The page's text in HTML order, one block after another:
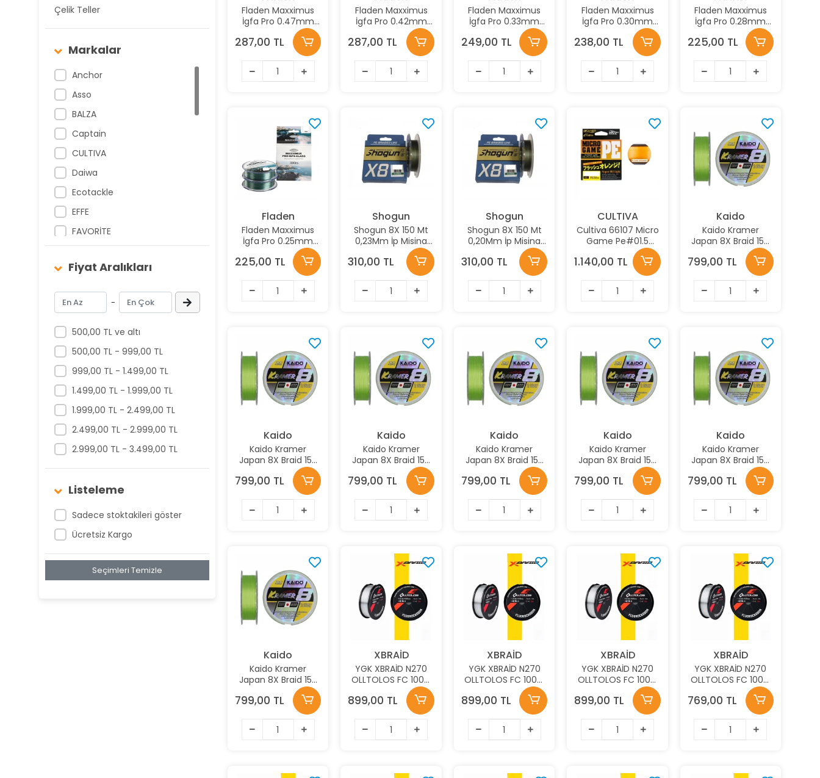
Çelik Teller
Markalar
Anchor
Asso
BALZA
Captain
CULTIVA
Daiwa
Ecotackle
EFFE
FAVORİTE
GOSEN
Kaido
King
Latex
LuckyJohn
Nippon
Oskar
Owner
Pandora
Seagame
Seaguar
Shimano
Vorteks
Wily
Fiyat Aralıkları
-
500,00 TL ve altı
500,00 TL - 999,00 TL
999,00 TL - 1.499,00 TL
1.499,00 TL - 1.999,00 TL
1.999,00 TL - 2.499,00 TL
2.499,00 TL - 2.999,00 TL
2.999,00 TL - 3.499,00 TL
Listeleme
Sadece stoktakileri göster
Ücretsiz Kargo
Seçimleri Temizle
Fladen Maxximus
İgfa Pro 0.47mm
300m Yeşil
Monofilament
287,00 TL
Fladen Maxximus
İgfa Pro 0.42mm
300m Yeşil
Monofilament
287,00 TL
Fladen Maxximus
İgfa Pro 0.33mm
300m Yeşil
Monofilament
249,00 TL
Fladen Maxximus
İgfa Pro 0.30mm
300m Yeşil
Monofilament
238,00 TL
Fladen Maxximus
İgfa Pro 0.28mm
300m Yeşil
Monofilament
225,00 TL
Fladen
Fladen Maxximus
İgfa Pro 0.25mm
300m Yeşil
Monofilament
225,00 TL
Shogun
Shogun 8X 150 Mt
0,23Mm İp Misina
Dark Green
310,00 TL
Shogun
Shogun 8X 150 Mt
0,20Mm İp Misina
Dark Green
310,00 TL
CULTIVA
Cultiva 66107 Micro
Game Pe#01.5
150Metre 4x ip
Misina
1.140,00 TL
Kaido
Kaido Kramer
Japan 8X Braid 150
Mt 0,20mm Lime
Green İp Misina
799,00 TL
Kaido
Kaido Kramer
Japan 8X Braid 150
Mt 0,18mm Lime
Green İp Misina
799,00 TL
Kaido
Kaido Kramer
Japan 8X Braid 150
Mt 0,16mm Lime
Green İp Misina
799,00 TL
Kaido
Kaido Kramer
Japan 8X Braid 150
Mt 0,12mm Lime
Green İp Misina
799,00 TL
Kaido
Kaido Kramer
Japan 8X Braid 150
Mt 0,10mm Lime
Green İp Misina
799,00 TL
Kaido
Kaido Kramer
Japan 8X Braid 150
Mt 0,08mm Lime
Green İp Misina
799,00 TL
Kaido
Kaido Kramer
Japan 8X Braid 150
Mt 0,06mm Lime
Green İp Misina
799,00 TL
XBRAİD
YGK XBRAİD N270
OLLTOLOS FC 100M
13.0KG 0.440MM
FLOUROCARBON
899,00 TL
XBRAİD
YGK XBRAİD N270
OLLTOLOS FC 100M
11.2KG 0.406MM
FLOUROCARBON
899,00 TL
XBRAİD
YGK XBRAİD N270
OLLTOLOS FC 100M
9.7KG 0.377MM
FLOUROCARBON
899,00 TL
XBRAİD
YGK XBRAİD N270
OLLTOLOS FC 100M
7.3KG 0.336MM
FLOUROCARBON
769,00 TL